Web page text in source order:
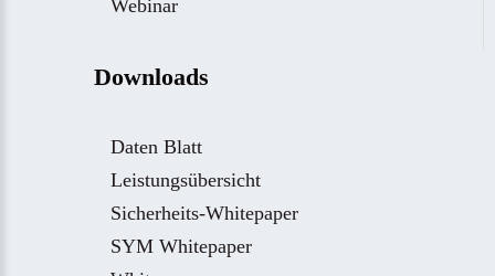
Webinar
Downloads
Daten Blatt
Leistungsübersicht
Sicherheits-Whitepaper
SYM Whitepaper